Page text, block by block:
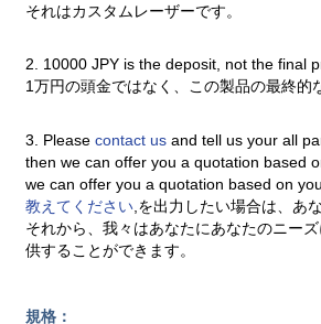
それはカスタムレーザーです。
2. 10000 JPY is the deposit, not the final
1万円の頭金ではなく、この製品の最終的
3. Pleasecontact usand tell us your all
then we can offer you a quotation based
we can offer you a quotation based on
教えてください ,を出力したい場合は、あ
それから、我々はあなたにあなたのニー
供することができます。
規格：